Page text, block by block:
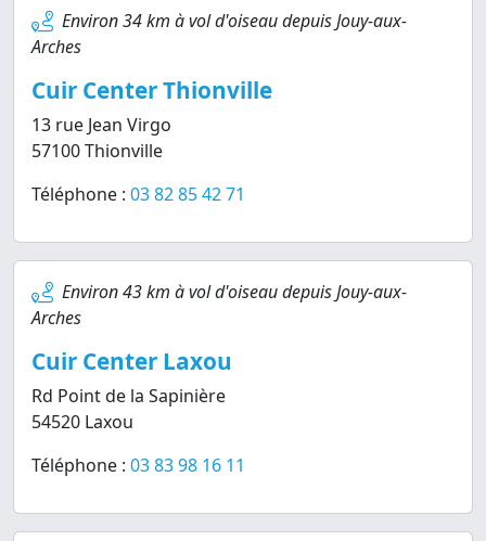
Environ 34 km à vol d'oiseau depuis Jouy-aux-
Arches
Cuir Center Thionville
13 rue Jean Virgo
57100 Thionville
Téléphone : 03 82 85 42 71
Environ 43 km à vol d'oiseau depuis Jouy-aux-
Arches
Cuir Center Laxou
Rd Point de la Sapinière
54520 Laxou
Téléphone : 03 83 98 16 11